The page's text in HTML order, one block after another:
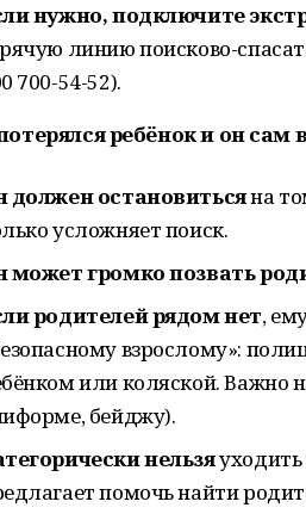
нужно, подключите
линию поисково-
700-54-52).
ребёнок и он сам
должен остановитьсяна
усложняет поиск.
может громко позвать
родителей рядом нет,
взрослому»:
или коляской. Важно
бейджу).
нельзяуходить
помочь найти